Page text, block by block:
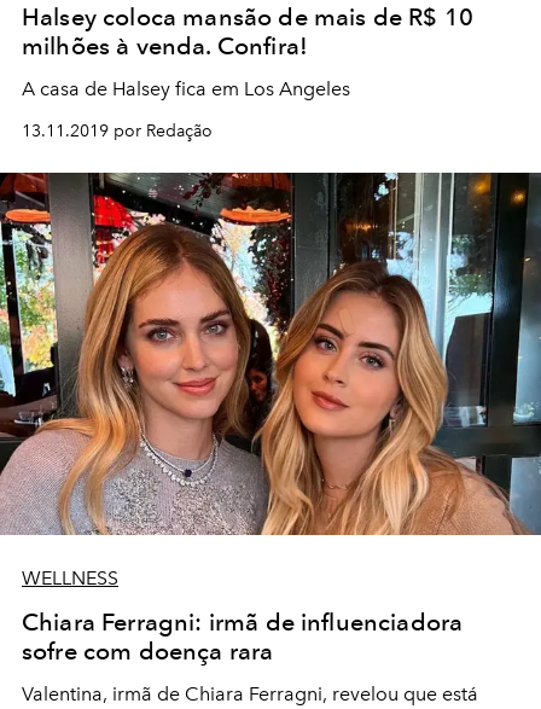
Halsey coloca mansão de mais de R$ 10
milhões à venda. Confira!
A casa de Halsey fica em Los Angeles
13.11.2019 por Redação
WELLNESS
Chiara Ferragni: irmã de influenciadora
sofre com doença rara
Valentina, irmã de Chiara Ferragni, revelou que está